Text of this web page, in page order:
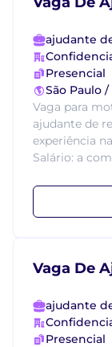
ajudante
Presencial
São Paulo /
Vaga para
ajudante de
experiência
Salário: a
Vaga De
ajudante
Presencial